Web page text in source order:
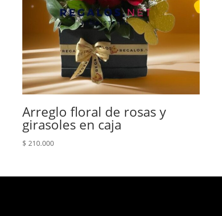
Arreglo floral de rosas y
girasoles en caja
$ 210.000